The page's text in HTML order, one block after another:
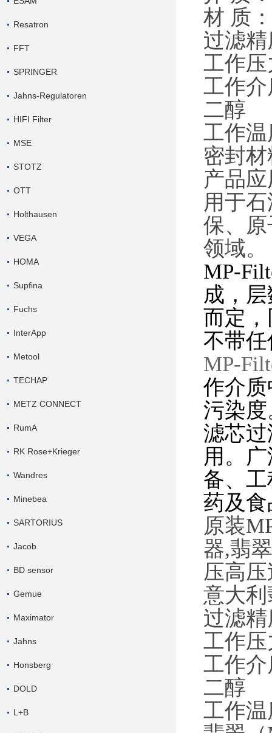
Resatron
FFT
SPRINGER
Jahns-Regulatoren
HIFI Filter
MSE
STOTZ
OTT
Holthausen
VEGA
HOMA
Supfina
Fuchs
InterApp
Metool
TECHAP
METZ CONNECT
RumA
RK Rose+Krieger
Wandres
Minebea
SARTORIUS
Jacob
BD sensor
Gemue
Maximator
Jahns
Honsberg
DOLD
L+B
材 质
过滤
工作
工作
二醇
工作
密封
产品
用于
保、
领域。
MP-
成，
而定
不带
MP-
作介
污染
滤芯
用。
备、
药及
原装
器,翡
压高
意大
过滤
工作
工作
二醇
工作